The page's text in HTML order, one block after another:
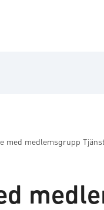
med medlemsgrupp